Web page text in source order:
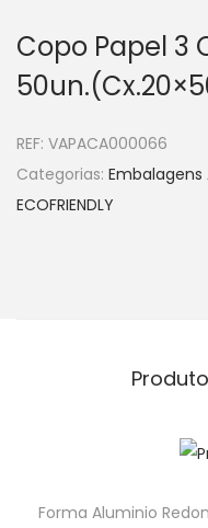
Copo Papel 3
REF: VAPACA000066
Categorias:
ECOFRIENDLY
Forma Aluminio